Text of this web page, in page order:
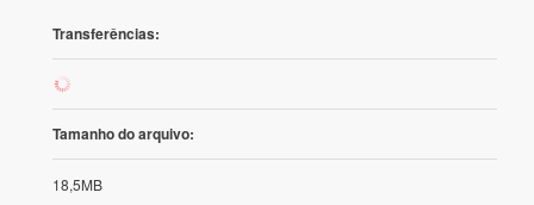
Transferências:
137
Tamanho do arquivo:
18,5MB